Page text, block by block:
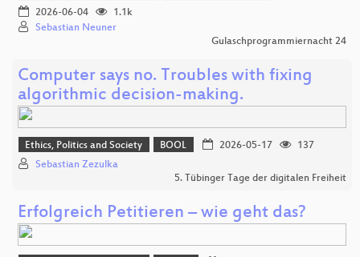
2026-06-04
1.1k
Sebastian Neuner
Gulaschprogrammiernacht 24
Computer says no. Troubles with fixing
algorithmic decision-making.
Ethics, Politics and Society BOOL 2026-05-17
137
Sebastian Zezulka
5. Tübinger Tage der digitalen Freiheit
Erfolgreich Petitieren – wie geht das?